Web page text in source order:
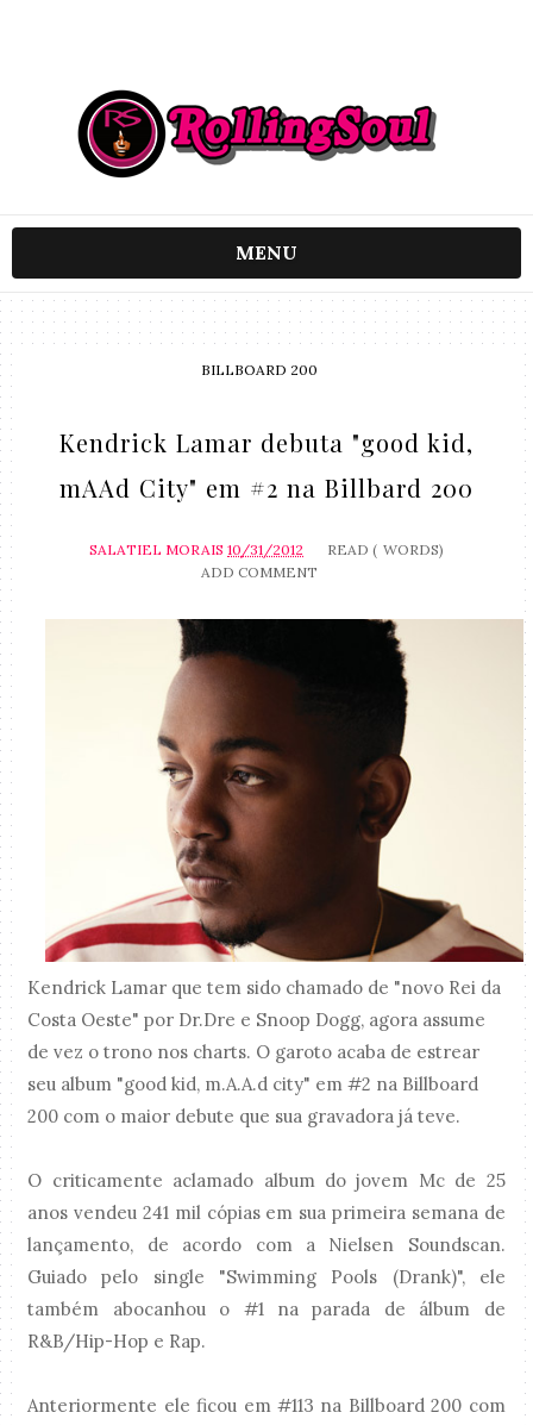
MENU
BILLBOARD 200
Kendrick Lamar debuta "good kid,
mAAd City" em #2 na Billbard 200
SALATIEL MORAIS 10/31/2012 READ ( WORDS)
ADD COMMENT
Kendrick Lamar que tem sido chamado de "novo Rei da
Costa Oeste" por Dr.Dre e Snoop Dogg, agora assume
de vez o trono nos charts. O garoto acaba de estrear
seu album "good kid, m.A.A.d city" em #2 na Billboard
200 com o maior debute que sua gravadora já teve.
O criticamente aclamado album do jovem Mc de 25
anos vendeu 241 mil cópias em sua primeira semana de
lançamento, de acordo com a Nielsen Soundscan.
Guiado pelo single "Swimming Pools (Drank)", ele
também abocanhou o #1 na parada de álbum de
R&B/Hip-Hop e Rap.
Anteriormente ele ficou em #113 na Billboard 200 com